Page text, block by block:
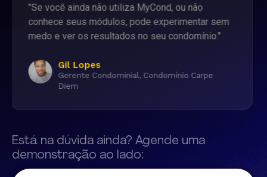
Fábio Lázaro
Gestor, Condomínio Portão do Imbuí
"É uma ferramenta extraordinária, eu super
recomendo para todos que buscam mais
eficiência no condomínio."
Está na dúvida ainda? Agende uma
demonstração ao lado: